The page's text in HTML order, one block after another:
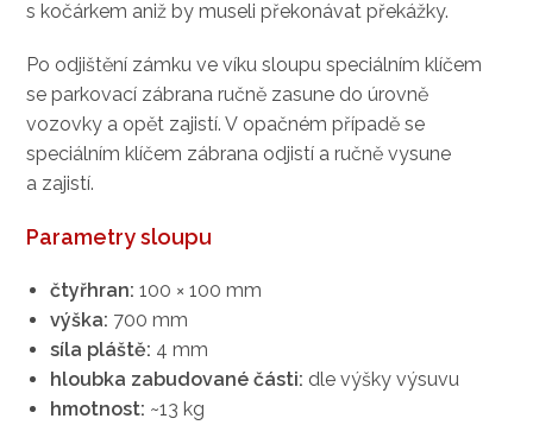
s kočárkem aniž by museli překonávat překážky.
Po odjištění zámku ve víku sloupu speciálním klíčem
se parkovací zábrana ručně zasune do úrovně
vozovky a opět zajistí. V opačném případě se
speciálním klíčem zábrana odjistí a ručně vysune
a zajistí.
Parametry sloupu
čtyřhran: 100 × 100 mm
výška: 700 mm
síla pláště: 4 mm
hloubka zabudované části: dle výšky výsuvu
hmotnost: ~13 kg